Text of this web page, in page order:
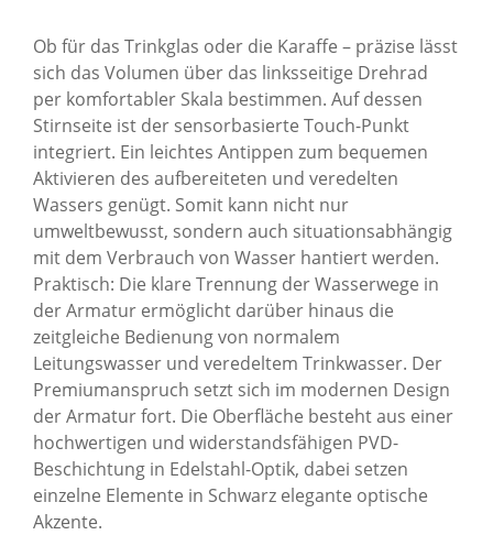
Ob für das Trinkglas oder die Karaffe – präzise lässt
sich das Volumen über das linksseitige Drehrad
per komfortabler Skala bestimmen. Auf dessen
Stirnseite ist der sensorbasierte Touch-Punkt
integriert. Ein leichtes Antippen zum bequemen
Aktivieren des aufbereiteten und veredelten
Wassers genügt. Somit kann nicht nur
umweltbewusst, sondern auch situationsabhängig
mit dem Verbrauch von Wasser hantiert werden.
Praktisch: Die klare Trennung der Wasserwege in
der Armatur ermöglicht darüber hinaus die
zeitgleiche Bedienung von normalem
Leitungswasser und veredeltem Trinkwasser. Der
Premiumanspruch setzt sich im modernen Design
der Armatur fort. Die Oberfläche besteht aus einer
hochwertigen und widerstandsfähigen PVD-
Beschichtung in Edelstahl-Optik, dabei setzen
einzelne Elemente in Schwarz elegante optische
Akzente.